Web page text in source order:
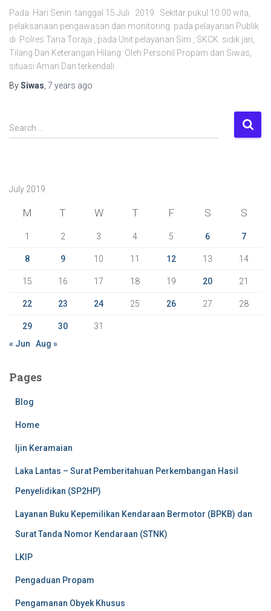
Pada Hari Senin tanggal 15 Juli 2019 Sekitar pukul 10.00 wita,
pelaksanaan pengawasan dan monitoring pada pelayanan Publik
di Polres Tana Toraja , pada Unit pelayanan Sim , SKCK sidik jari,
Tilang Dan Keterangan Hilang Oleh Personil Propam dan Siwas,
situasi Aman Dan terkendali.
BySiwas 7 years ago
S
e
h
Search …
July 2019
M T W T F S S
1 2 3 4 5 6 7
8 9 10 11 12 13 14
15 16 17 18 19 20 21
22 23 24 25 26 27 28
29 30
31
« Jun
Aug »
Pages
Blog
Home
Ijin Keramaian
Laka Lantas – Surat Pemberitahuan Perkembangan Hasil
Penyelidikan (SP2HP)
Layanan Buku Kepemilikan Kendaraan Bermotor (BPKB) dan
Surat Tanda Nomor Kendaraan (STNK)
LKIP
Pengaduan Propam
Pengamanan Obyek Khusus